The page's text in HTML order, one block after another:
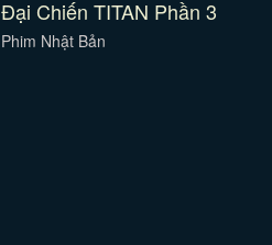
Đại Chiến TITAN Phần 3
Phim Nhật Bản